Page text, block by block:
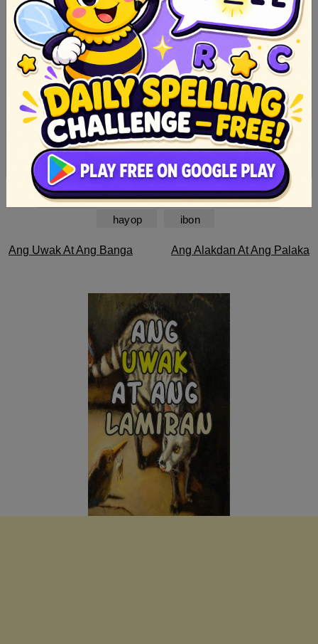
maikling kwento pabula tagalog
hayop ibon
Post
Ang Uwak At Ang Banga Ang Alakdan At Ang Palaka